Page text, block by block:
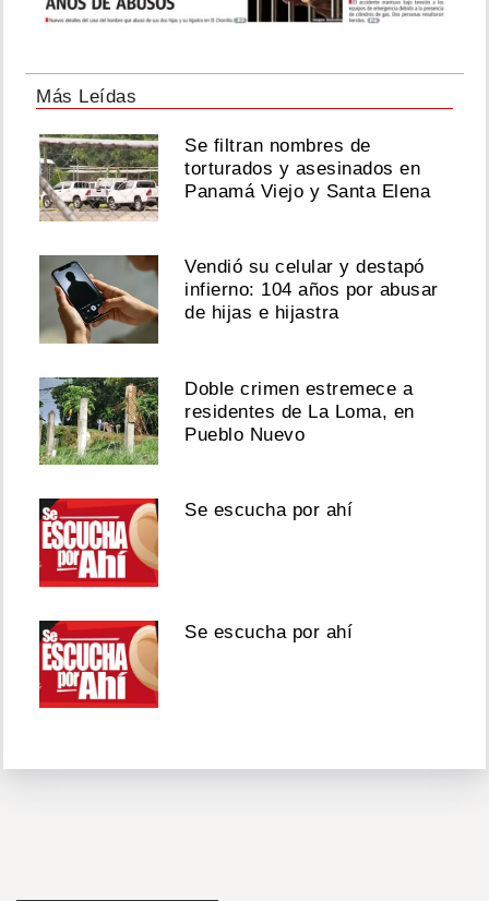
Más Leídas
Se filtran nombres de
torturados y asesinados en
Panamá Viejo y Santa Elena
Vendió su celular y destapó
infierno: 104 años por abusar
de hijas e hijastra
Doble crimen estremece a
residentes de La Loma, en
Pueblo Nuevo
Se escucha por ahí
Se escucha por ahí